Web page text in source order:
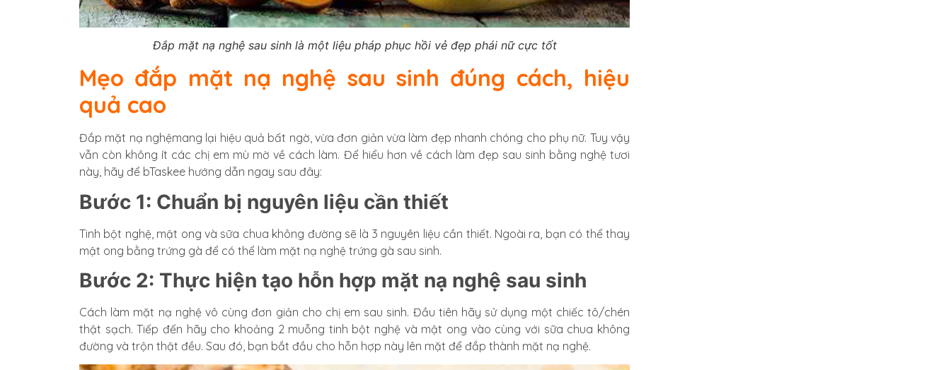
Đắp mặt nạ nghệ sau sinh là một liệu pháp phục hồi vẻ đẹp phái nữ cực tốt
Mẹo đắp mặt nạ nghệ sau sinh đúng cách, hiệu
quả cao
Đắp mặt nạ nghệmang lại hiệu quả bất ngờ, vừa đơn giản vừa làm đẹp nhanh chóng cho phụ nữ. Tuy vậy
vẫn còn không ít các chị em mù mờ về cách làm. Để hiểu hơn về cách làm đẹp sau sinh bằng nghệ tươi
này, hãy để bTaskee hướng dẫn ngay sau đây:
Bước 1: Chuẩn bị nguyên liệu cần thiết
Tinh bột nghệ, mật ong và sữa chua không đường sẽ là 3 nguyên liệu cần thiết. Ngoài ra, bạn có thể thay
mật ong bằng trứng gà để có thể làm mặt nạ nghệ trứng gà sau sinh.
Bước 2: Thực hiện tạo hỗn hợp mặt nạ nghệ sau sinh
Cách làm mặt nạ nghệ vô cùng đơn giản cho chị em sau sinh. Đầu tiên hãy sử dụng một chiếc tô/chén
thật sạch. Tiếp đến hãy cho khoảng 2 muỗng tinh bột nghệ và mật ong vào cùng với sữa chua không
đường và trộn thật đều. Sau đó, bạn bắt đầu cho hỗn hợp này lên mặt để đắp thành mặt nạ nghệ.